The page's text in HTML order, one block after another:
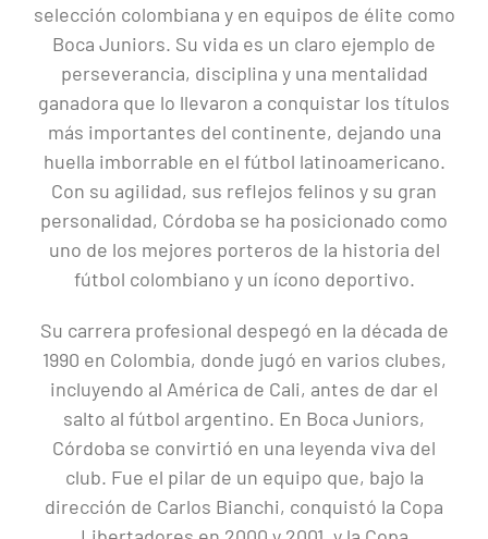
selección colombiana y en equipos de élite como
Boca Juniors. Su vida es un claro ejemplo de
perseverancia, disciplina y una mentalidad
ganadora que lo llevaron a conquistar los títulos
más importantes del continente, dejando una
huella imborrable en el fútbol latinoamericano.
Con su agilidad, sus reflejos felinos y su gran
personalidad, Córdoba se ha posicionado como
uno de los mejores porteros de la historia del
fútbol colombiano y un ícono deportivo.
Su carrera profesional despegó en la década de
1990 en Colombia, donde jugó en varios clubes,
incluyendo al América de Cali, antes de dar el
salto al fútbol argentino. En Boca Juniors,
Córdoba se convirtió en una leyenda viva del
club. Fue el pilar de un equipo que, bajo la
dirección de Carlos Bianchi, conquistó la Copa